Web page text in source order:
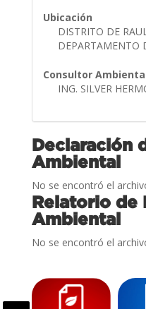
Ubicación
DISTRITO DE
DEPARTAMENTO
Consultor
ING. SILVER
Declaración
Ambiental
No se encontró el
Relatorio de
Ambiental
No se encontró el